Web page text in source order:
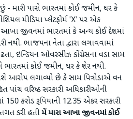
- મારી પાસે ભારતમાં કોઈ જમીન, ઘર કે
મીડિયા પ્લેટફોર્મ 'X' પર એક
આખા જીવનમાં ભારતમાં કે અન્ય કોઈ દેશમાં
નથી. ભાજપના નેતા દ્વારા લગાવવામાં
ઇન્ડિયન ઓવરસીઝ કોંગ્રેસના વડા સામ
ભારતમાં કોઈ જમીન, ઘર કે શેર નથી.
લગાવ્યો છે કે સામ પિત્રોડાએ વન
પાંચ વરિષ્ઠ સરકારી અધિકારીઓની
કરોડ રૂપિયાની 12.35 એકર સરકારી
કરી હતીમેંમારાઆખાજીવનમાંકોઈ